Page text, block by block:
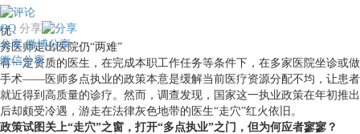
分享
QQ
分享 微博分享
微信分享
优
秀医师走出医院仍“两难”
有一定资质的医生，在完成本职工作任务等条件下，在多家医院坐诊或做
手术——医师多点执业的政策本意是缓解当前医疗资源分配不均，让患者
就近得到高质量的诊疗。然而，调查发现，国家这一执业政策在年初推出
后却颇受冷遇，游走在法律灰色地带的医生“走穴”红火依旧。
政策试图关上“走穴”之窗，打开“多点执业”之门，但为何应者寥寥？